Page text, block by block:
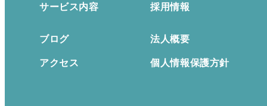
サービス内容 採用情報
ブログ 法人概要
アクセス 個人情報保護方針